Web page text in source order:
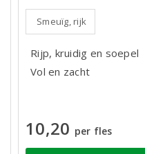
Smeuïg, rijk
Rijp, kruidig en soepel
Vol en zacht
10,20 per fles